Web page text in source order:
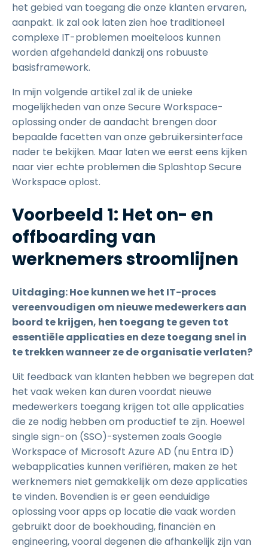
het gebied van toegang die onze klanten ervaren,
aanpakt. Ik zal ook laten zien hoe traditioneel
complexe IT-problemen moeiteloos kunnen
worden afgehandeld dankzij ons robuuste
basisframework.
In mijn volgende artikel zal ik de unieke
mogelijkheden van onze Secure Workspace-
oplossing onder de aandacht brengen door
bepaalde facetten van onze gebruikersinterface
nader te bekijken. Maar laten we eerst eens kijken
naar vier echte problemen die Splashtop Secure
Workspace oplost.
Voorbeeld 1: Het on- en
offboarding van
werknemers stroomlijnen
Uitdaging: Hoe kunnen we het IT-proces
vereenvoudigen om nieuwe medewerkers aan
boord te krijgen, hen toegang te geven tot
essentiële applicaties en deze toegang snel in
te trekken wanneer ze de organisatie verlaten?
Uit feedback van klanten hebben we begrepen dat
het vaak weken kan duren voordat nieuwe
medewerkers toegang krijgen tot alle applicaties
die ze nodig hebben om productief te zijn. Hoewel
single sign-on (SSO)-systemen zoals Google
Workspace of Microsoft Azure AD (nu Entra ID)
webapplicaties kunnen verifiëren, maken ze het
werknemers niet gemakkelijk om deze applicaties
te vinden. Bovendien is er geen eenduidige
oplossing voor apps op locatie die vaak worden
gebruikt door de boekhouding, financiën en
engineering, vooral degenen die afhankelijk zijn van